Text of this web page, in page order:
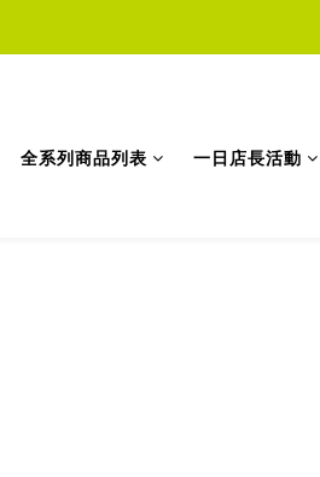
全系列商品列表 一日店長活動